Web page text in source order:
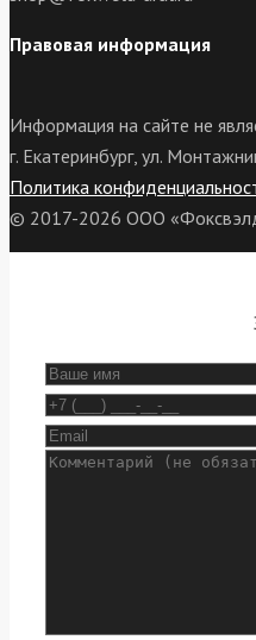
Правовая информация
Информация на сайте не
г. Екатеринбург, ул.
Политика
© 2017-2026 ООО